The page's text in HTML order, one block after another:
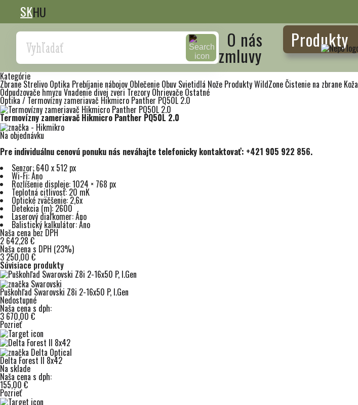
SKHU
Search O nás Produkty
zmluvy
Kategórie
Zbrane Strelivo Optika Prebíjanie nábojov Oblečenie Obuv Svietidlá Nože Produkty WildZoneČistenie na zbrane Koža
Odpudzovače hmyzu Vnadenie divej zveri Trezory Ohrievače Ostatné
Optika / Termovízny zameriavač Hikmicro Panther PQ50L 2.0
Termovízny zameriavač Hikmicro Panther PQ50L 2.0
Na objednávku
Pre individuálnu cenovú ponuku nás neváhajte telefonicky kontaktovať: +421 905 922 856.
Senzor: 640 x 512 px
Wi-Fi: Áno
Rozlíšenie displeje: 1024 × 768 px
Teplotná citlivosť: 20 mK
Optické zväčšenie: 2,6x
Detekcia (m): 2600
Laserový diaľkomer: Áno
Balistický kalkulátor: Áno
Naša cena bez DPH
2 642,28 €
Naša cena s DPH (23%)
3 250,00 €
Súvisiace produkty
Puškohľad Swarovski Z8i 2-16x50 P, I.Gen
Nedostupné
Naša cena s dph:
3 670,00 €
Pozrieť
Delta Forest II 8x42
Na sklade
Naša cena s dph:
155,00 €
Pozrieť